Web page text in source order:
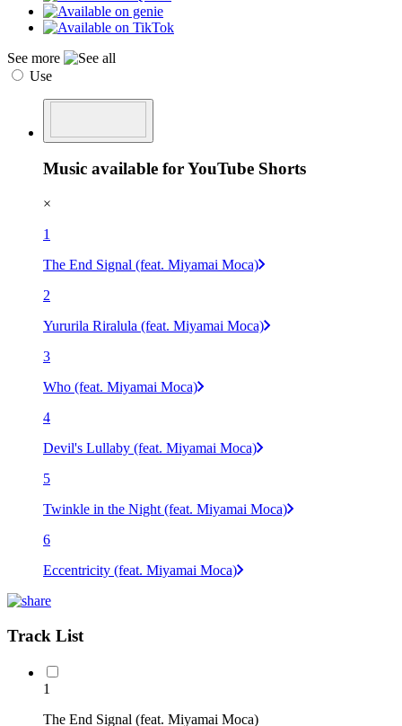
See more
Use
Music available for YouTube Shorts
×
1
The End Signal (feat. Miyamai Moca)
2
Yururila Riralula (feat. Miyamai Moca)
3
Who (feat. Miyamai Moca)
4
Devil's Lullaby (feat. Miyamai Moca)
5
Twinkle in the Night (feat. Miyamai Moca)
6
Eccentricity (feat. Miyamai Moca)
Track List
1
The End Signal (feat. Miyamai Moca)